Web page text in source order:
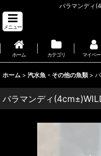
バラマンディ
メニュー
ホーム カテゴリ マイペ
ホーム > 汽水魚・その他の魚類 >
バラマンディ